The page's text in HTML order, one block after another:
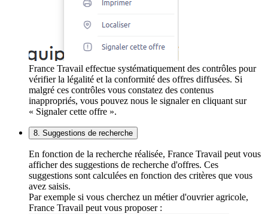
France Travail effectue systématiquement des contrôles pour
vérifier la légalité et la conformité des offres diffusées. Si
malgré ces contrôles vous constatez des contenus
inappropriés, vous pouvez nous le signaler en cliquant sur
« Signaler cette offre ».
8. Suggestions de recherche
En fonction de la recherche réalisée, France Travail peut vous
afficher des suggestions de recherche d'offres. Ces
suggestions sont calculées en fonction des critères que vous
avez saisis.
Par exemple si vous cherchez un métier d'ouvrier agricole,
France Travail peut vous proposer :